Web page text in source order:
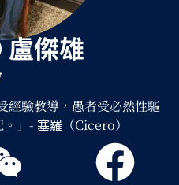
盧傑雄
經驗教導，愚者受必然性驅
」- 塞羅（Cicero）